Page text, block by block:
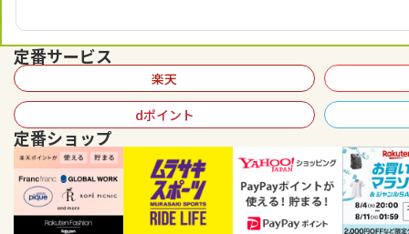
定番サービス
楽天
dポイント
定番ショップ